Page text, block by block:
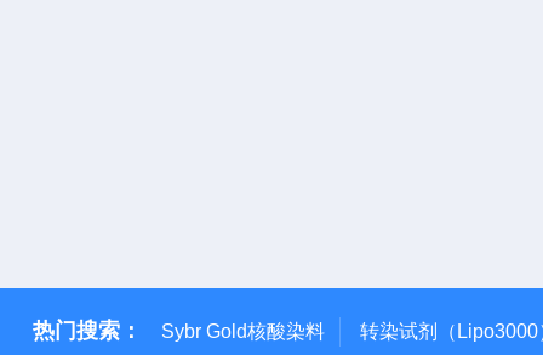
热门搜索： Sybr Gold核酸染料 转染试剂（Lipo3000